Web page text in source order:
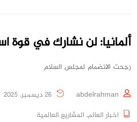
ألمانيا: لن نشارك في قوة
رجحت الانضمام لمجلس السلام
abdelrahman
اخبار العالم, المشاريع العالمية